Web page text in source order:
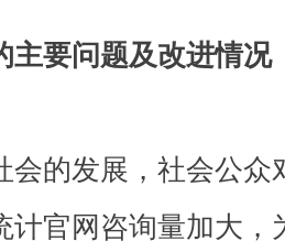
主要问题及改进情况
会的发展，社会公
计官网咨询量加大